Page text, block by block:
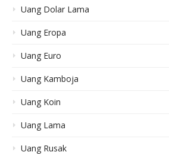
Uang Dolar Lama
Uang Eropa
Uang Euro
Uang Kamboja
Uang Koin
Uang Lama
Uang Rusak